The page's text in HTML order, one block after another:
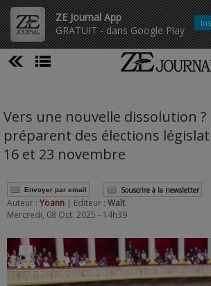
ZE Journal App
GRATUIT - dans Google Play
Vers une nouvelle dissolution
préparent des élections
16 et 23 novembre
Envoyer par email Souscrire à la newsletter
Auteur : Yoann | Editeur : Walt
Mercredi, 08 Oct. 2025 - 14h39